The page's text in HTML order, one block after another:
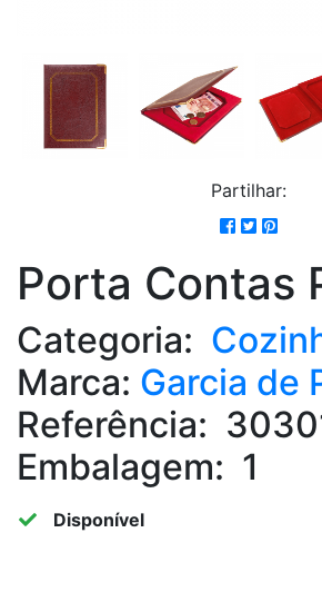
Partilhar:
Porta Contas
Categoria:
Marca: Garcia de
Referência:
Embalagem: 1
Disponível